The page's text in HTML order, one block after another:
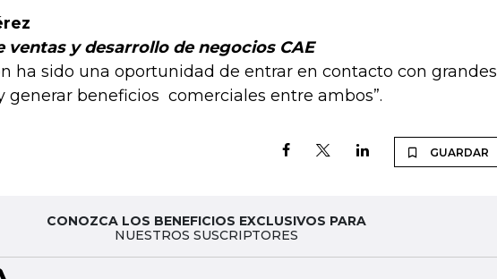
ventas y desarrollo de negocios CAE
ha sido una oportunidad de entrar en contacto con grandes
generar beneficios comerciales entre ambos”.
GUARDAR
CONOZCA LOS BENEFICIOS EXCLUSIVOS PARA
NUESTROS SUSCRIPTORES